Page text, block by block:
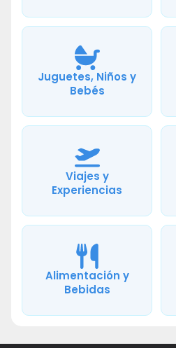
Juguetes, Niños y
Bebés
Viajes y
Experiencias
Alimentación y
Bebidas